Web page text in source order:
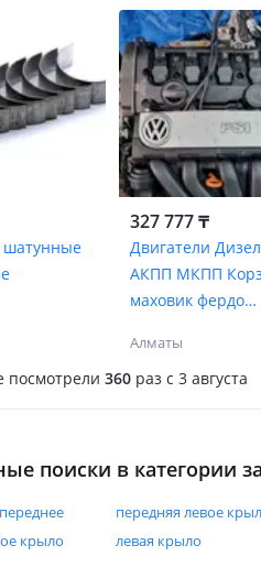
327 777 ₸
Двигатели
АКПП МКПП
маховик фердо
цилинд
Алматы
посмотрели 360 раз c 3 августа
поиски в категории
передняя левое
крыло
левая крыло